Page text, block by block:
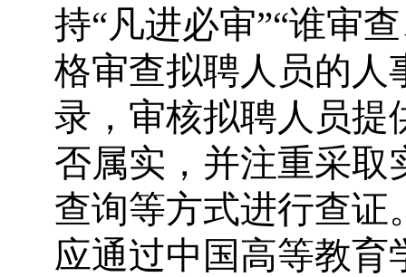
持“凡进必审”“谁审
格审查拟聘人员的人
录，审核拟聘人员提
否属实，并注重采取
查询等方式进行查证
应通过中国高等教育